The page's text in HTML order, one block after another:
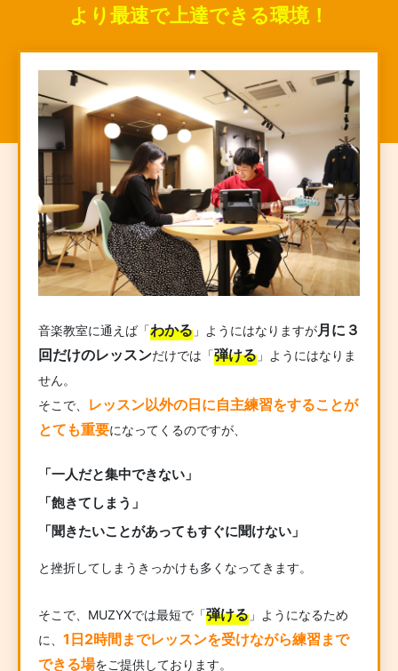
より最速で上達できる環境！
音楽教室に通えば「わかる」ようにはなりますが月に３
回だけのレッスンだけでは「弾ける」ようにはなりま
せん。
そこで、
レッスン以外の日に自主練習をすることが
とても重要になってくるのですが、
「一人だと集中できない」
「飽きてしまう」
「聞きたいことがあってもすぐに聞けない」
と挫折してしまうきっかけも多くなってきます。
そこで、MUZYXでは最短で「弾ける」ようになるため
に、 1日2時間までレッスンを受けながら練習まで
できる場をご提供しております。